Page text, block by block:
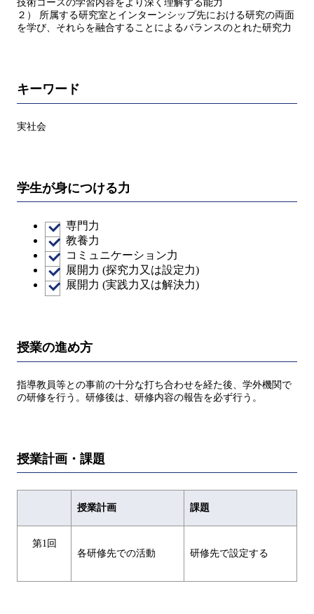
技術コースの学習内容をより深く理解する能力
２） 所属する研究室とインターンシップ先における研究の両面
を学び、それらを融合することによるバランスのとれた研究力
キーワード
実社会
学生が身につける力
専門力
教養力
コミュニケーション力
展開力 (探究力又は設定力)
展開力 (実践力又は解決力)
授業の進め方
指導教員等との事前の十分な打ち合わせを経た後、学外機関で
の研修を行う。研修後は、研修内容の報告を必ず行う。
授業計画・課題
授業計画 課題
第1回
各研修先での活動
研修先で設定する